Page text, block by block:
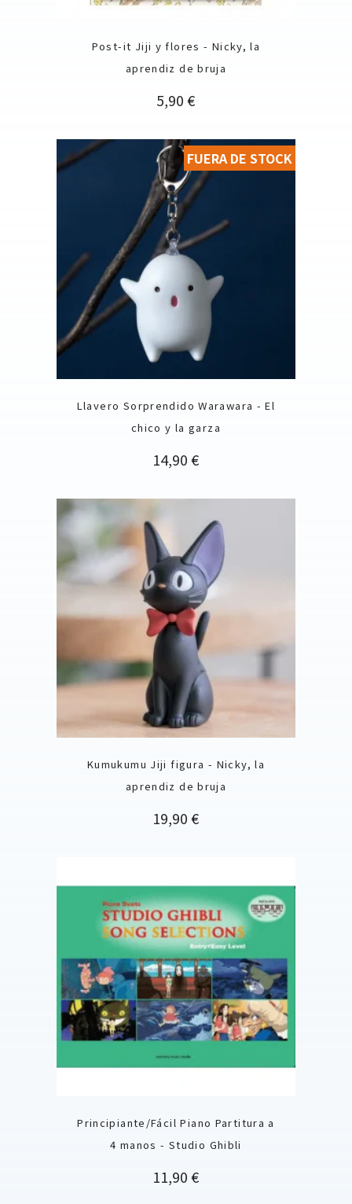
Post-it Jiji y flores - Nicky, la
aprendiz de bruja
Precio
5,90 €
Llavero Sorprendido Warawara - El
chico y la garza
Precio
14,90 €
FUERA DE STOCK
Kumukumu Jiji figura - Nicky, la
aprendiz de bruja
Precio
19,90 €
Principiante/Fácil Piano Partitura a
4 manos - Studio Ghibli
Precio
11,90 €